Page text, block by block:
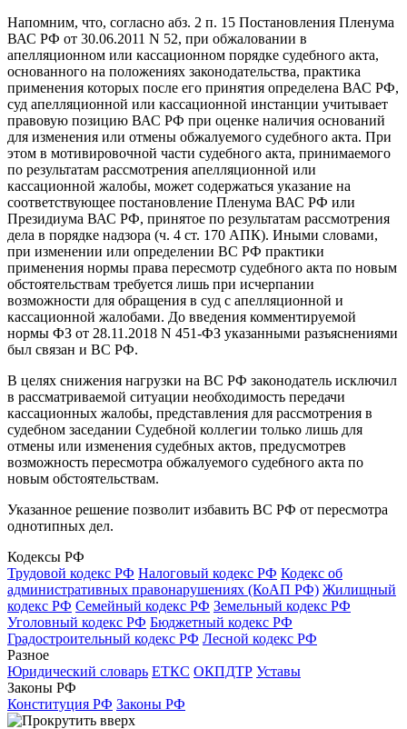
Напомним, что, согласно абз. 2 п. 15 Постановления Пленума
ВАС РФ от 30.06.2011 N 52, при обжаловании в
апелляционном или кассационном порядке судебного акта,
основанного на положениях законодательства, практика
применения которых после его принятия определена ВАС РФ,
суд апелляционной или кассационной инстанции учитывает
правовую позицию ВАС РФ при оценке наличия оснований
для изменения или отмены обжалуемого судебного акта. При
этом в мотивировочной части судебного акта, принимаемого
по результатам рассмотрения апелляционной или
кассационной жалобы, может содержаться указание на
соответствующее постановление Пленума ВАС РФ или
Президиума ВАС РФ, принятое по результатам рассмотрения
дела в порядке надзора (ч. 4 ст. 170 АПК). Иными словами,
при изменении или определении ВС РФ практики
применения нормы права пересмотр судебного акта по новым
обстоятельствам требуется лишь при исчерпании
возможности для обращения в суд с апелляционной и
кассационной жалобами. До введения комментируемой
нормы ФЗ от 28.11.2018 N 451-ФЗ указанными разъяснениями
был связан и ВС РФ.
В целях снижения нагрузки на ВС РФ законодатель исключил
в рассматриваемой ситуации необходимость передачи
кассационных жалобы, представления для рассмотрения в
судебном заседании Судебной коллегии только лишь для
отмены или изменения судебных актов, предусмотрев
возможность пересмотра обжалуемого судебного акта по
новым обстоятельствам.
Указанное решение позволит избавить ВС РФ от пересмотра
однотипных дел.
Кодексы РФ
Трудовой кодекс РФ Налоговый кодекс РФ Кодекс об
административных правонарушениях (КоАП РФ) Жилищный
кодекс РФ Семейный кодекс РФ Земельный кодекс РФ
Уголовный кодекс РФ Бюджетный кодекс РФ
Градостроительный кодекс РФ Лесной кодекс РФ
Разное
Юридический словарь ЕТКС ОКПДТР Уставы
Законы РФ
Конституция РФ Законы РФ